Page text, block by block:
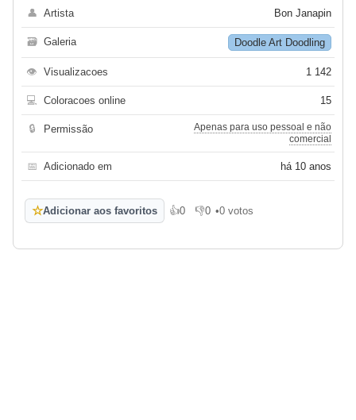
👤 Artista Bon Janapin
🗃 Galeria Doodle Art Doodling
👁 Visualizacoes 1 142
💻 Coloracoes online 15
🔒 Permissão
Apenas para uso pessoal e não
comercial
📅 Adicionado em há 10 anos
☆Adicionar aos favoritos 👍0
Gosto 👎0
Não gosto
•0 votos